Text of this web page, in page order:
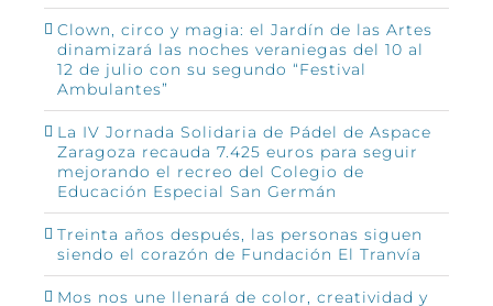
Clown, circo y magia: el Jardín de las Artes
dinamizará las noches veraniegas del 10 al
12 de julio con su segundo “Festival
Ambulantes”
La IV Jornada Solidaria de Pádel de Aspace
Zaragoza recauda 7.425 euros para seguir
mejorando el recreo del Colegio de
Educación Especial San Germán
Treinta años después, las personas siguen
siendo el corazón de Fundación El Tranvía
Mos nos une llenará de color, creatividad y